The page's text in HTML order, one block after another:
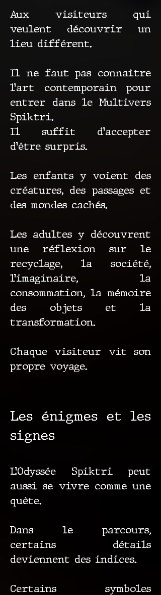
Aux visiteurs qui
veulent découvrir un
lieu différent.
Il ne faut pas connaître
l’art contemporain pour
entrer dans le Multivers
Spiktri.
Il suffit d’accepter
d’être surpris.
Les enfants y voient des
créatures, des passages et
des mondes cachés.
Les adultes y découvrent
une réflexion sur le
recyclage, la société,
l’imaginaire, la
consommation, la mémoire
des objets et la
transformation.
Chaque visiteur vit son
propre voyage.
Les énigmes et les
signes
L’Odyssée Spiktri peut
aussi se vivre comme une
quête.
Dans le parcours,
certains détails
deviennent des indices.
Certains symboles